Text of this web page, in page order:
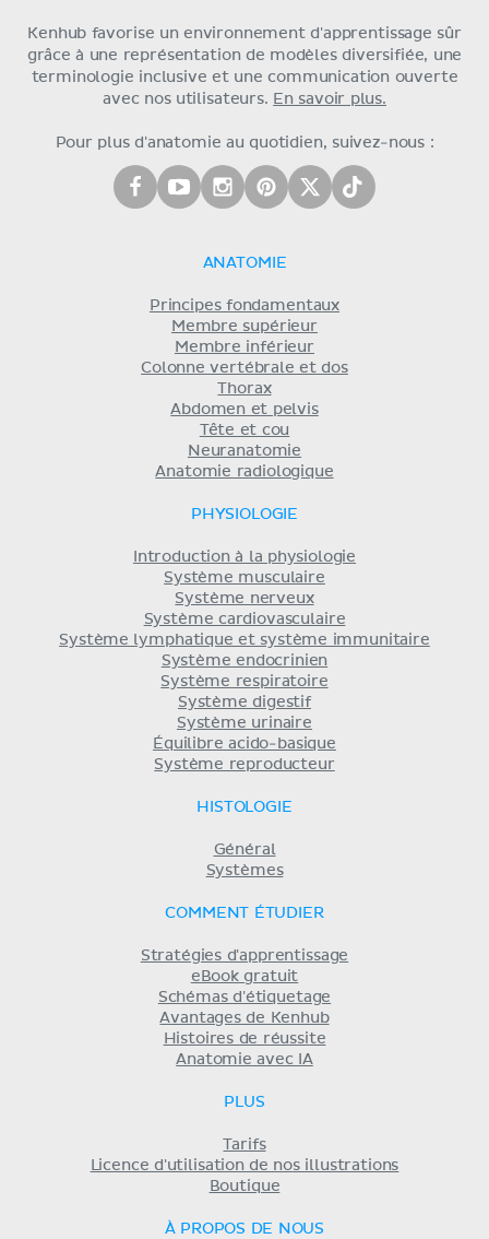
Kenhub favorise un environnement d'apprentissage sûr
grâce à une représentation de modèles diversifiée, une
terminologie inclusive et une communication ouverte
avec nos utilisateurs. En savoir plus.
Pour plus d'anatomie au quotidien, suivez-nous :
ANATOMIE
Principes fondamentaux
Membre supérieur
Membre inférieur
Colonne vertébrale et dos
Thorax
Abdomen et pelvis
Tête et cou
Neuranatomie
Anatomie radiologique
PHYSIOLOGIE
Introduction à la physiologie
Système musculaire
Système nerveux
Système cardiovasculaire
Système lymphatique et système immunitaire
Système endocrinien
Système respiratoire
Système digestif
Système urinaire
Équilibre acido-basique
Système reproducteur
HISTOLOGIE
Général
Systèmes
COMMENT ÉTUDIER
Stratégies d'apprentissage
eBook gratuit
Schémas d'étiquetage
Avantages de Kenhub
Histoires de réussite
Anatomie avec IA
PLUS
Tarifs
Licence d'utilisation de nos illustrations
Boutique
À PROPOS DE NOUS